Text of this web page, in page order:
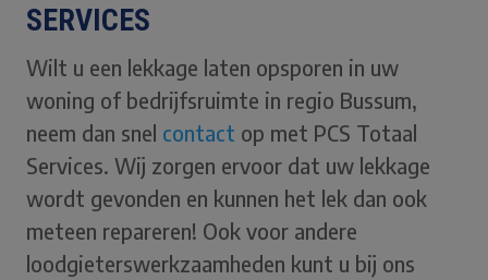
SERVICES
Wilt u een lekkage laten opsporen in uw
woning of bedrijfsruimte in regio Bussum,
neem dan snel contact op met PCS Totaal
Services. Wij zorgen ervoor dat uw lekkage
wordt gevonden en kunnen het lek dan ook
meteen repareren! Ook voor andere
loodgieterswerkzaamheden kunt u bij ons